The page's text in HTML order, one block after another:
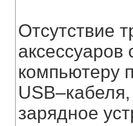
Отсутствие
компьютеру
зарядное